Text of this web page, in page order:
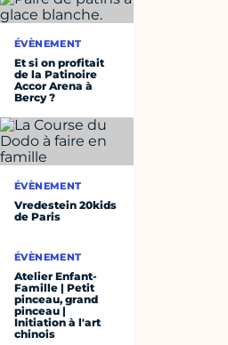
ÉVÈNEMENT
Et si on profitait
de la Patinoire
Accor Arena à
Bercy ?
ÉVÈNEMENT
Vredestein 20kids
de Paris
ÉVÈNEMENT
Atelier Enfant-
Famille | Petit
pinceau, grand
pinceau |
Initiation à l'art
chinois